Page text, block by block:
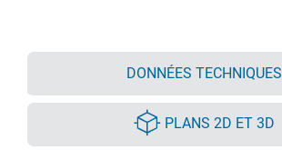
DONNÉES TECHNIQUES
PLANS 2D ET 3D